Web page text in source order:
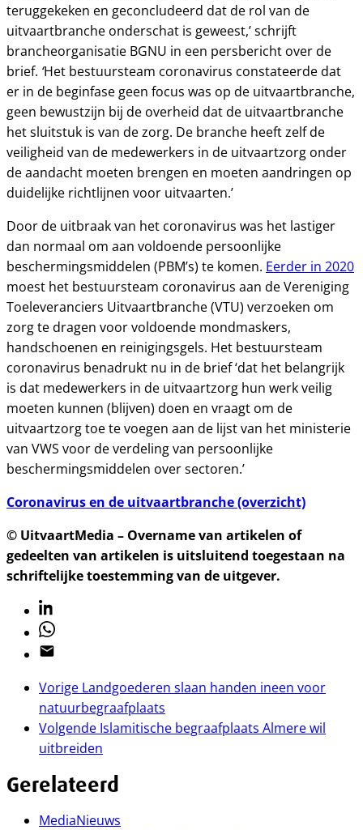
teruggekeken en geconcludeerd dat de rol van de
uitvaartbranche onderschat is geweest,’ schrijft
brancheorganisatie BGNU in een persbericht over de
brief. ‘Het bestuursteam coronavirus constateerde dat
er in de beginfase geen focus was op de uitvaartbranche,
geen bewustzijn bij de overheid dat de uitvaartbranche
het sluitstuk is van de zorg. De branche heeft zelf de
veiligheid van de medewerkers in de uitvaartzorg onder
de aandacht moeten brengen en moeten aandringen op
duidelijke richtlijnen voor uitvaarten.’
Door de uitbraak van het coronavirus was het lastiger
dan normaal om aan voldoende persoonlijke
beschermingsmiddelen (PBM’s) te komen. Eerder in 2020
moest het bestuursteam coronavirus aan de Vereniging
Toeleveranciers Uitvaartbranche (VTU) verzoeken om
zorg te dragen voor voldoende mondmaskers,
handschoenen en reinigingsgels. Het bestuursteam
coronavirus benadrukt nu in de brief ‘dat het belangrijk
is dat medewerkers in de uitvaartzorg hun werk veilig
moeten kunnen (blijven) doen en vraagt om de
uitvaartzorg toe te voegen aan de lijst van het ministerie
van VWS voor de verdeling van persoonlijke
beschermingsmiddelen over sectoren.’
Coronavirus en de uitvaartbranche (overzicht)
© UitvaartMedia – Overname van artikelen of
gedeelten van artikelen is uitsluitend toegestaan na
schriftelijke toestemming van de uitgever.
Linkedin
Whatsapp
Email
Vorige Landgoederen slaan handen ineen voor
natuurbegraafplaats
Volgende Islamitische begraafplaats Almere wil
uitbreiden
Gerelateerd
MediaNieuws